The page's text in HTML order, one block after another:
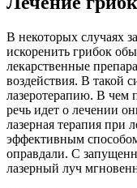
В некоторых случаях
искоренить грибок
лекарственные
воздействия. В такой
лазеротерапию. В чем
речь идет о лечении
лазерная терапия при
эффективным
оправдали. С
лазерный луч